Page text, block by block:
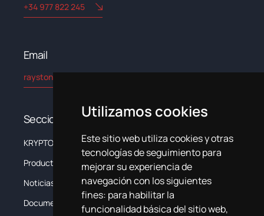
Utilizamos cookies
Este sitio web utiliza cookies y otras
tecnologías de seguimiento para
mejorar su experiencia de
navegación con los siguientes
fines: para habilitar la
funcionalidad básica del sitio web,
+34 977 822 245
Email​
rayston@kryptonchemical.com
Secciones
KRYPTON
La Empresa
Productos
Sistemas
Noticias
Formación
Documentación
Contacta